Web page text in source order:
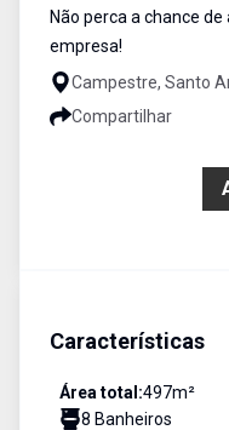
Não perca a chance
empresa!
Campestre, Santo
Compartilhar
Características
Área total:497m²
8 Banheiros